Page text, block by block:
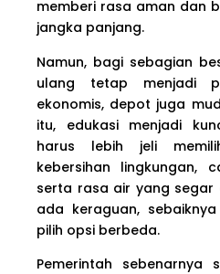
memberi rasa aman dan
jangka panjang.
Namun, bagi sebagian
ulang tetap menjadi
ekonomis, depot juga
itu, edukasi menjadi
harus lebih jeli
kebersihan lingkungan,
serta rasa air yang segar
ada keraguan,
pilih opsi berbeda.
Pemerintah sebenarnya